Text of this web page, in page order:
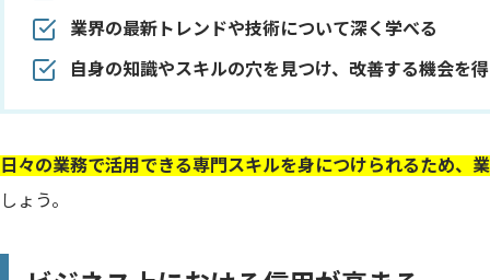
業界の最新トレンドや技術について深く学べる
自身の知識やスキルの穴を見つけ、改善する機会を
日々の業務で活用できる専門スキルを身につけられるため、
しょう。